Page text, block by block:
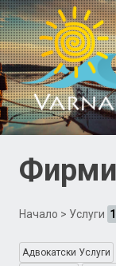
Фирми
Начало > Услуги
Адвокатски Услуги